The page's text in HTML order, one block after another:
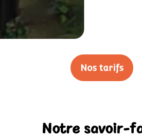
Nos tarifs
Notre savoir-